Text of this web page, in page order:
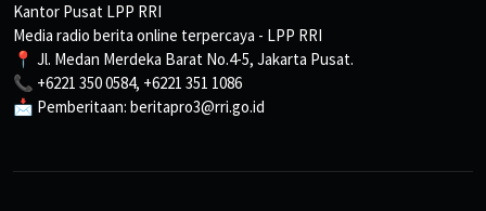
Kantor Pusat LPP RRI
Media radio berita online terpercaya - LPP RRI
📍 Jl. Medan Merdeka Barat No.4-5, Jakarta Pusat.
📞 +6221 350 0584, +6221 351 1086
📩 Pemberitaan: beritapro3@rri.go.id